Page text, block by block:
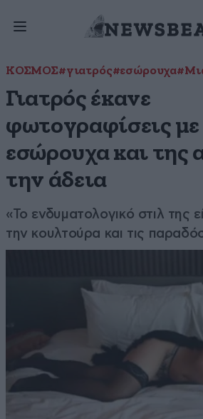
ΚΟΣΜΟΣ#γιατρός#εσώρουχα
Γιατρός έκανε
φωτογραφίσεις με
εσώρουχα και της
την άδεια
«Το ενδυματολογικό στιλ της
την κουλτούρα και τις